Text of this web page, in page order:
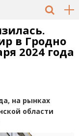
в Гродно
2024 года
на рынках
области